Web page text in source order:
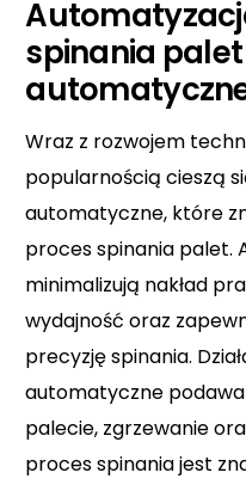
spinania
Wraz z rozwojem
popularnością cieszą
automatyczne, które
proces spinania palet.
minimalizują nakład
wydajność oraz
precyzję spinania.
automatyczne
palecie, zgrzewanie
proces spinania jest